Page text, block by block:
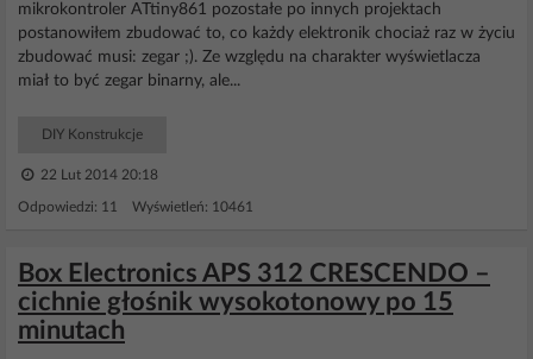
mikrokontroler ATtiny861 pozostałe po innych projektach
postanowiłem zbudować to, co każdy elektronik chociaż raz w życiu
zbudować musi: zegar ;). Ze względu na charakter wyświetlacza
miał to być zegar binarny, ale...
DIY Konstrukcje
22 Lut 2014 20:18
Odpowiedzi: 11 Wyświetleń: 10461
Box Electronics APS 312 CRESCENDO –
cichnie głośnik wysokotonowy po 15
minutach